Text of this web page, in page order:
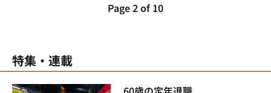
Page 2 of 10
特集・連載